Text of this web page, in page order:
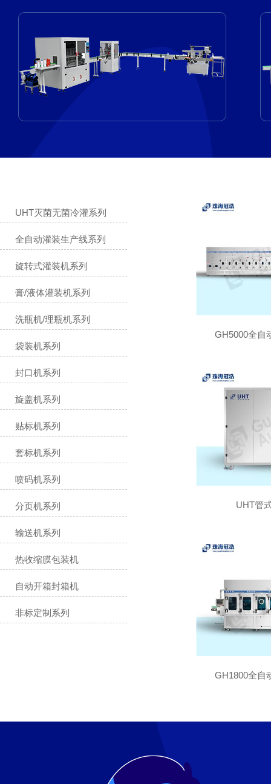
UHT灭菌无菌冷灌系列
全自动灌装生产线系列
旋转式灌装机系列
膏/液体灌装机系列
洗瓶机/理瓶机系列
袋装机系列
封口机系列
旋盖机系列
贴标机系列
套标机系列
喷码机系列
分页机系列
输送机系列
热收缩膜包装机
自动开箱封箱机
非标定制系列
GH5000全自
GH5000全自
UHT管
UHT管
适用行业：
GH1800全自